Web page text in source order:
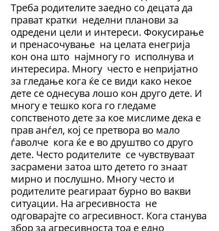
Треба родителите заедно со децата да
прават кратки неделни планови за
одредени цели и интереси. Фокусирање
и пренасочување на целата енегрија
кон она што најмногу го исполнува и
интересира. Многу често е непријатно
за гледање кога ќе се види како некое
дете се однесува лошо кон друго дете. И
многу е тешко кога го гледаме
сопственото дете за кое мислиме дека е
прав анѓел, кој се претвора во мало
ѓаволче кога ќе е во друштво со друго
дете. Често родителите се чувствуваат
засрамени затоа што детето го знаат
мирно и послушно. Многу често и
родителите реагираат бурно во вакви
ситуации. На агресивноста не
одговарајте со агресивност. Кога станува
збор за агресивноста тоа е едно